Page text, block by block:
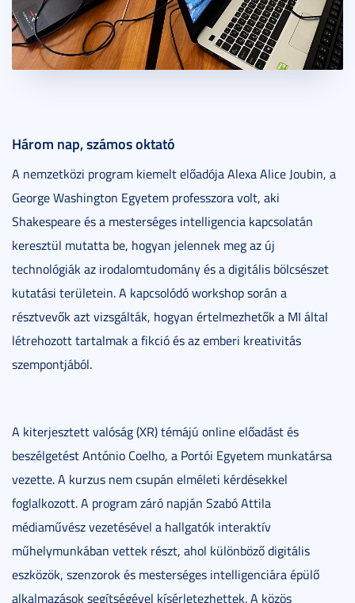
Három nap, számos oktató
A nemzetközi program kiemelt előadója Alexa Alice Joubin, a
George Washington Egyetem professzora volt, aki
Shakespeare és a mesterséges intelligencia kapcsolatán
keresztül mutatta be, hogyan jelennek meg az új
technológiák az irodalomtudomány és a digitális bölcsészet
kutatási területein. A kapcsolódó workshop során a
résztvevők azt vizsgálták, hogyan értelmezhetők a MI által
létrehozott tartalmak a fikció és az emberi kreativitás
szempontjából.
A kiterjesztett valóság (XR) témájú online előadást és
beszélgetést António Coelho, a Portói Egyetem munkatársa
vezette. A kurzus nem csupán elméleti kérdésekkel
foglalkozott. A program záró napján Szabó Attila
médiaművész vezetésével a hallgatók interaktív
műhelymunkában vettek részt, ahol különböző digitális
eszközök, szenzorok és mesterséges intelligenciára épülő
alkalmazások segítségével kísérletezhettek. A közös